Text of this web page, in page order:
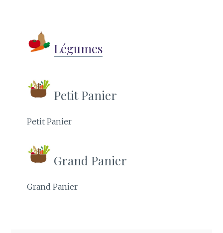
Légumes
Petit Panier
Petit Panier
Grand Panier
Grand Panier